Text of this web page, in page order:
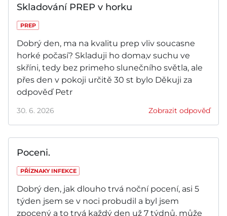
Skladování PREP v horku
PREP
Dobrý den, ma na kvalitu prep vliv soucasne
horké počasí? Skladuji ho doma,v suchu ve
skříni, tedy bez primeho slunečního světla, ale
přes den v pokoji určitě 30 st bylo Děkuji za
odpověď Petr
30. 6. 2026 Zobrazit odpověď
Poceni.
PŘÍZNAKY INFEKCE
Dobrý den, jak dlouho trvá noční pocení, asi 5
týden jsem se v noci probudil a byl jsem
zpocený a to trvá každý den už 7 týdnů, může